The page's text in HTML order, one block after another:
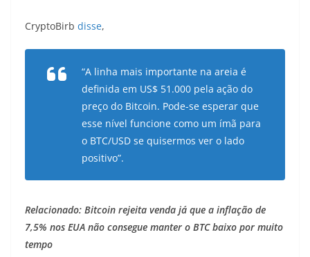
CryptoBirb disse,
“A linha mais importante na areia é
definida em US$ 51.000 pela ação do
preço do Bitcoin. Pode-se esperar que
esse nível funcione como um ímã para
o BTC/USD se quisermos ver o lado
positivo”.
Relacionado: Bitcoin rejeita venda já que a inflação de
7,5% nos EUA não consegue manter o BTC baixo por muito
tempo